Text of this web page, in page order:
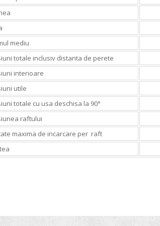
mediu
totale inclusiv distanta de perete
interioare
utile
totale cu usa deschisa la 90°
raftului
maxima de incarcare per raft